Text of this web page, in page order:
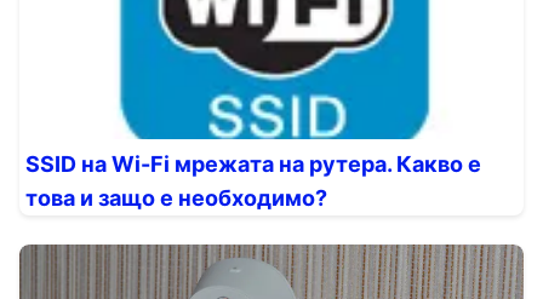
SSID на Wi-Fi мрежата на рутера. Какво е
това и защо е необходимо?